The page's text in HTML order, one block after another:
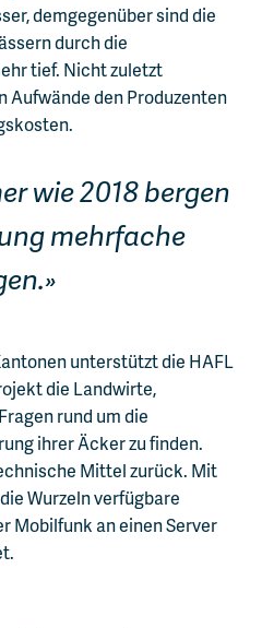
demgegenüber sind die
durch die
tief. Nicht zuletzt
Aufwände den Produzenten
wie 2018 bergen
mehrfache
unterstützt die HAFL
die Landwirte,
rund um die
ihrer Äcker zu finden.
Mittel zurück. Mit
Wurzeln verfügbare
Mobilfunk an einen Server